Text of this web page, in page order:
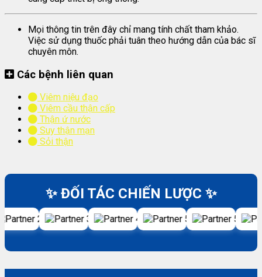
Mọi thông tin trên đây chỉ mang tính chất tham khảo.
Việc sử dụng thuốc phải tuân theo hướng dẫn của bác sĩ
chuyên môn.
Các bệnh liên quan
Viêm niệu đạo
Viêm cầu thận cấp
Thận ứ nước
Suy thận mạn
Sỏi thận
✨ ĐỐI TÁC CHIẾN LƯỢC ✨